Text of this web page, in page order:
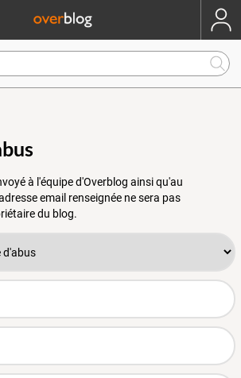
à l'équipe d'Overblog ainsi qu'au
email renseignée ne sera pas
du blog.